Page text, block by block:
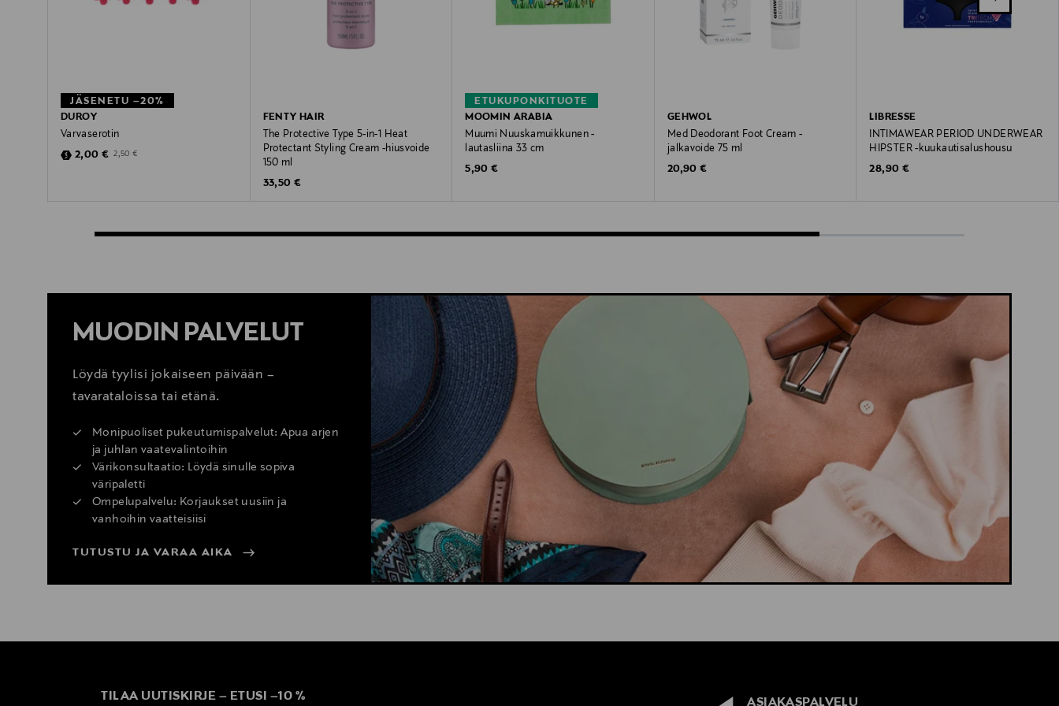
JÄSENETU –20%
DUROY
Varvaserotin
Discounted Price
2,00 € Original Price
2,50 €
FENTY HAIR
The Protective Type 5-in-1 Heat
Protectant Styling Cream -hiusvoide
150 ml
Original Price
33,50 €
ETUKUPONKITUOTE
MOOMIN ARABIA
Muumi Nuuskamuikkunen -
lautasliina 33 cm
Original Price
5,90 €
GEHWOL
Med Deodorant Foot Cream -
jalkavoide 75 ml
Original Price
20,90 €
LIBRESSE
INTIMAWEAR PERIOD UNDERWEAR
HIPSTER -kuukautisalushousu
Original Price
28,90 €
MUODIN PALVELUT
Löydä tyylisi jokaiseen päivään –
tavarataloissa tai etänä.
Monipuoliset pukeutumispalvelut: Apua arjen
ja juhlan vaatevalintoihin
Värikonsultaatio: Löydä sinulle sopiva
väripaletti
Ompelupalvelu: Korjaukset uusiin ja
vanhoihin vaatteisiisi
TUTUSTU JA VARAA AIKA
TILAA UUTISKIRJE – ETUSI –10 % ASIAKASPALVELU